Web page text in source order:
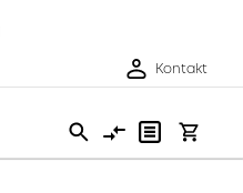
Kontakt